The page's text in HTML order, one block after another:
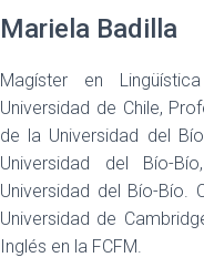
Mariela Badilla
Magíster en
Universidad de Chile,
de la Universidad del
Universidad del Bío-
Universidad del Bío-Bío.
Universidad de
Inglés en la FCFM.